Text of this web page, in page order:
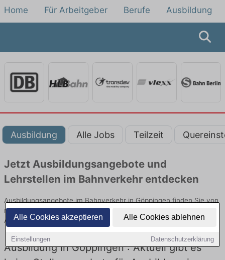
Alle Cookies akzeptieren Alle Cookies ablehnen
Einstellungen Datenschutzerklärung
Home Für Arbeitgeber Berufe Ausbildung
Ausbildung Alle Jobs Teilzeit
Jetzt Ausbildungsangebote und
Lehrstellen im Bahnverkehr entdecken
Ausbildungsangebote im Bahnverkehr in Göppingen finden Sie von
namhaften Firmen. Entdecken Sie freie Optionen von Top-
Arbeitgebern und bewerben Sie sich noch heute.
Ausbildung in Göppingen : Aktuell gibt es